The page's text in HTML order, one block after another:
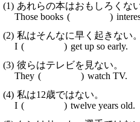
あれらの本はおもしろくない
Those books
私はそんなに早く起きない。
I
get up so early.
彼らはテレビを見ない。
They
watch TV.
私は12歳ではない。
I
twelve years old.